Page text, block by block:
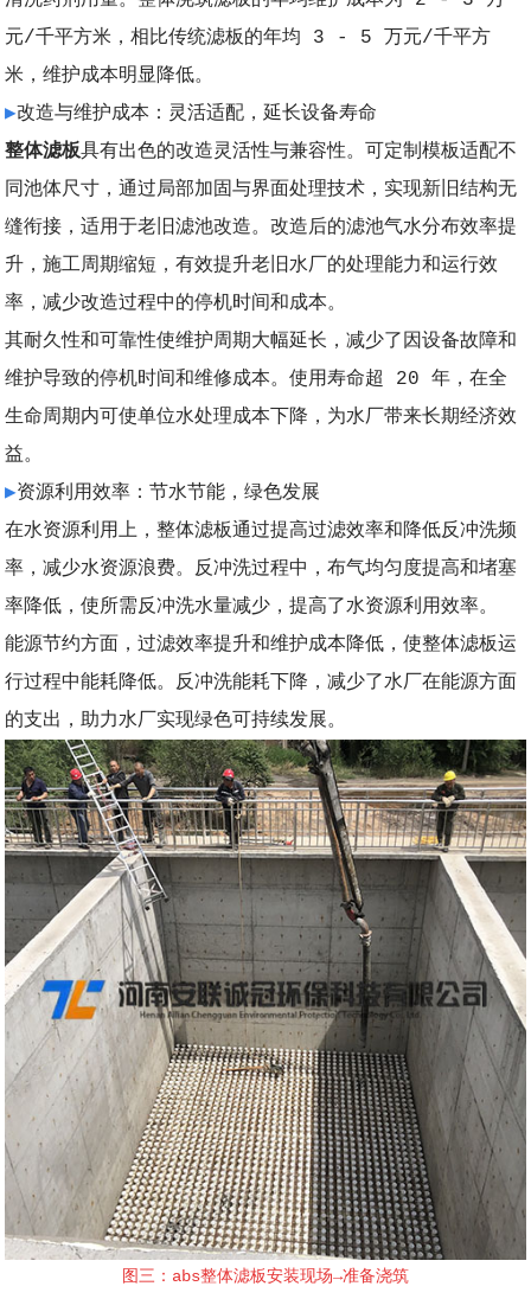
元/千平方米，相比传统滤板的年均 3 - 5 万元/千平方
米，维护成本明显降低。
▶改造与维护成本：灵活适配，延长设备寿命
整体滤板具有出色的改造灵活性与兼容性。可定制模板适配不
同池体尺寸，通过局部加固与界面处理技术，实现新旧结构无
缝衔接，适用于老旧滤池改造。改造后的滤池气水分布效率提
升，施工周期缩短，有效提升老旧水厂的处理能力和运行效
率，减少改造过程中的停机时间和成本。
其耐久性和可靠性使维护周期大幅延长，减少了因设备故障和
维护导致的停机时间和维修成本。使用寿命超 20 年，在全
生命周期内可使单位水处理成本下降，为水厂带来长期经济效
益。
▶资源利用效率：节水节能，绿色发展
在水资源利用上，整体滤板通过提高过滤效率和降低反冲洗频
率，减少水资源浪费。反冲洗过程中，布气均匀度提高和堵塞
率降低，使所需反冲洗水量减少，提高了水资源利用效率。
能源节约方面，过滤效率提升和维护成本降低，使整体滤板运
行过程中能耗降低。反冲洗能耗下降，减少了水厂在能源方面
的支出，助力水厂实现绿色可持续发展。
图三：abs整体滤板安装现场→准备浇筑